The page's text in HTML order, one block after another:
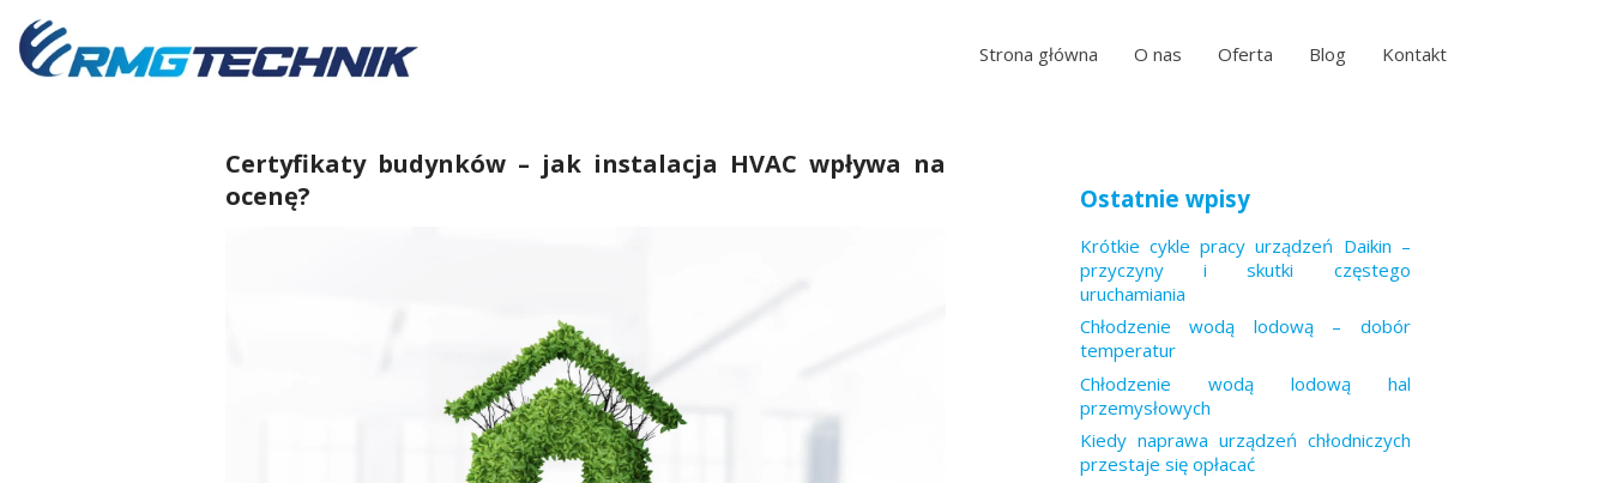
do
zawartości
Strona główna O nas Oferta Blog Kontakt
Certyfikaty budynków – jak instalacja HVAC wpływa na
ocenę?
Ostatnie wpisy
Krótkie cykle pracy urządzeń Daikin –
przyczyny i skutki częstego
uruchamiania
Chłodzenie wodą lodową – dobór
temperatur
Chłodzenie wodą lodową hal
przemysłowych
Kiedy naprawa urządzeń chłodniczych
przestaje się opłacać